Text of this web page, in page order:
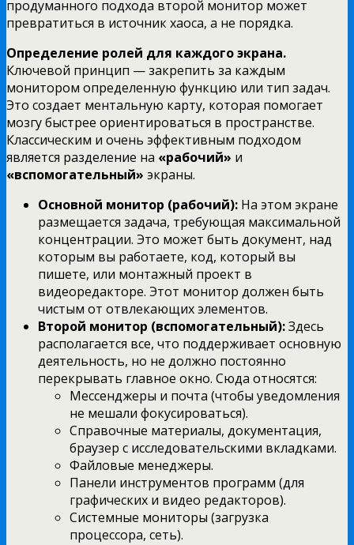
продуманного подхода второй монитор может
превратиться в источник хаоса, а не порядка.
Определение ролей для каждого экрана.
Ключевой принцип — закрепить за каждым
монитором определенную функцию или тип задач.
Это создает ментальную карту, которая помогает
мозгу быстрее ориентироваться в пространстве.
Классическим и очень эффективным подходом
является разделение на «рабочий» и
«вспомогательный» экраны.
Основной монитор (рабочий): На этом экране
размещается задача, требующая максимальной
концентрации. Это может быть документ, над
которым вы работаете, код, который вы
пишете, или монтажный проект в
видеоредакторе. Этот монитор должен быть
чистым от отвлекающих элементов.
Второй монитор (вспомогательный):Здесь
располагается все, что поддерживает основную
деятельность, но не должно постоянно
перекрывать главное окно. Сюда относятся:
Мессенджеры и почта (чтобы уведомления
не мешали фокусироваться).
Справочные материалы, документация,
браузер с исследовательскими вкладками.
Файловые менеджеры.
Панели инструментов программ (для
графических и видео редакторов).
Системные мониторы (загрузка
процессора, сеть).